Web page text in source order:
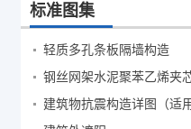
标准图集
轻质多孔条板隔墙构造
钢丝网架水泥聚苯乙烯夹